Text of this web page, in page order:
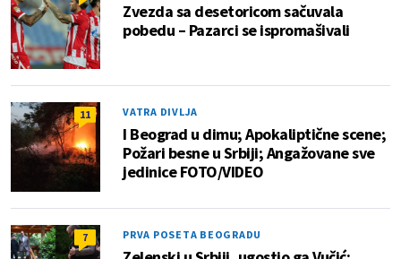
Zvezda sa desetoricom sačuvala
pobedu – Pazarci se ispromašivali
11 VATRA DIVLJA
I Beograd u dimu; Apokaliptične scene;
Požari besne u Srbiji; Angažovane sve
jedinice FOTO/VIDEO
7 PRVA POSETA BEOGRADU